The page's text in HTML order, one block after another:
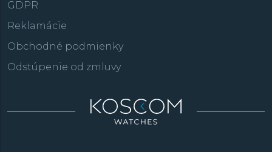
GDPR
Reklamácie
Obchodné podmienky
Odstúpenie od zmluvy